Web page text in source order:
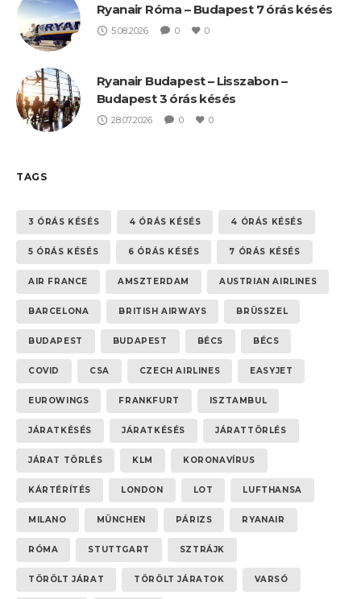
Ryanair Róma – Budapest 7 órás késés
5.08.2026 0 0
Ryanair Budapest – Lisszabon –
Budapest 3 órás késés
28.07.2026 0 0
TAGS
3 ÓRÁS KÉSÉS 4 ÓRÁS KÉSÉS 4 ÓRÁS KÉSÉS
5 ÓRÁS KÉSÉS 6 ÓRÁS KÉSÉS 7 ÓRÁS KÉSÉS
AIR FRANCE AMSZTERDAM AUSTRIAN AIRLINES
BARCELONA BRITISH AIRWAYS BRÜSSZEL
BUDAPEST BUDAPEST BÉCS BÉCS
COVID CSA CZECH AIRLINES EASYJET
EUROWINGS FRANKFURT ISZTAMBUL
JÁRATKÉSÉS JÁRATKÉSÉS JÁRATTÖRLÉS
JÁRAT TÖRLÉS KLM KORONAVÍRUS
KÁRTÉRÍTÉS LONDON LOT LUFTHANSA
MILANO MÜNCHEN PÁRIZS RYANAIR
RÓMA STUTTGART SZTRÁJK
TÖRÖLT JÁRAT TÖRÖLT JÁRATOK VARSÓ